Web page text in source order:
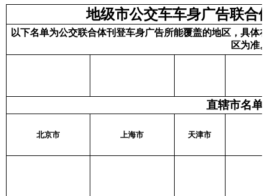
地级市公交车车身广告联合
以下名单为公交联合体刊登车身广告所能覆盖的地区，具体
区为准
直辖市名
北京市 上海市 天津市